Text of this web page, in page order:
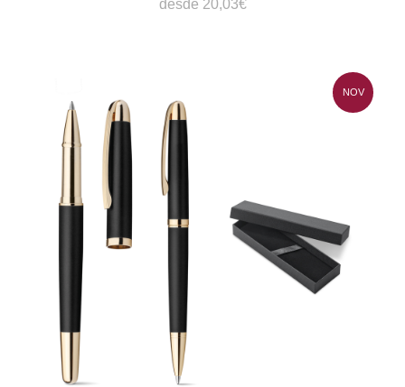
desde 20,03€
NOV